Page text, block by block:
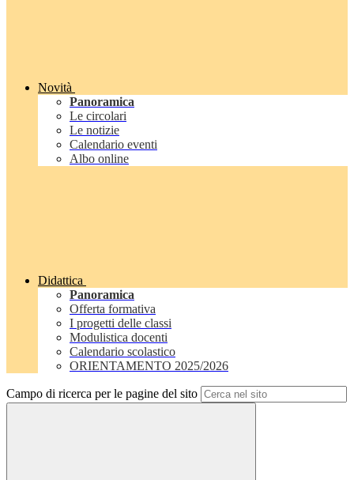
Novità
Panoramica
Le circolari
Le notizie
Calendario eventi
Albo online
Didattica
Panoramica
Offerta formativa
I progetti delle classi
Modulistica docenti
Calendario scolastico
ORIENTAMENTO 2025/2026
Campo di ricerca per le pagine del sito